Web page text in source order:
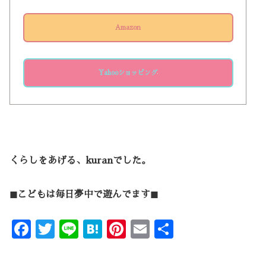
Amazon
Yahooショッピング
くらしをあげる、kuranでした。
◼︎こどもは毎日夢中で遊んでます◼︎
F
T
Li
H
Pi
E